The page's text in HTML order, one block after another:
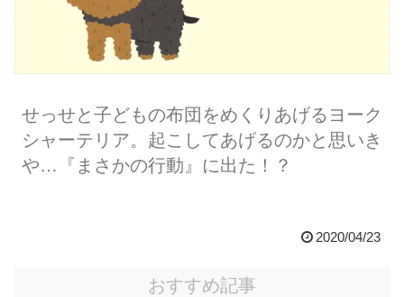
せっせと子どもの布団をめくりあげるヨーク
シャーテリア。起こしてあげるのかと思いき
や…『まさかの行動』に出た！？
2020/04/23
おすすめ記事